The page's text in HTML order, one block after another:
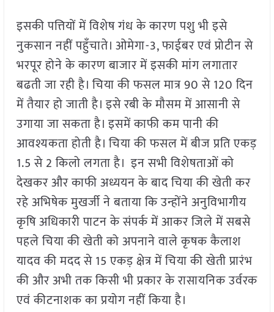
इसकी पत्तियों में विशेष गंध के कारण पशु भी इसे
नुकसान नहीं पहुँचाते। ओमेगा-3, फाईबर एवं प्रोटीन से
भरपूर होने के कारण बाजार में इसकी मांग लगातार
बढती जा रही है। चिया की फसल मात्र 90 से 120 दिन
में तैयार हो जाती है। इसे रबी के मौसम में आसानी से
उगाया जा सकता है। इसमें काफी कम पानी की
आवश्यकता होती है। चिया की फसल में बीज प्रति एकड़
1.5 से 2 किलो लगता है। ⁠ इन सभी विशेषताओं को
देखकर और काफी अध्ययन के बाद चिया की खेती कर
रहे अभिषेक मुखर्जी ने बताया कि उन्होंने अनुविभागीय
कृषि अधिकारी पाटन के संपर्क में आकर जिले में सबसे
पहले चिया की खेती को अपनाने वाले कृषक कैलाश
यादव की मदद से 15 एकड़ क्षेत्र में चिया की खेती प्रारंभ
की और अभी तक किसी भी प्रकार के रासायनिक उर्वरक
एवं कीटनाशक का प्रयोग नहीं किया है।